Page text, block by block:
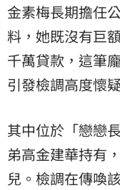
金素梅長期擔任
料，她既沒有巨
千萬貸款，這筆
引發檢調高度懷
其中位於「戀戀
弟高金建華持有
兒。檢調在傳喚